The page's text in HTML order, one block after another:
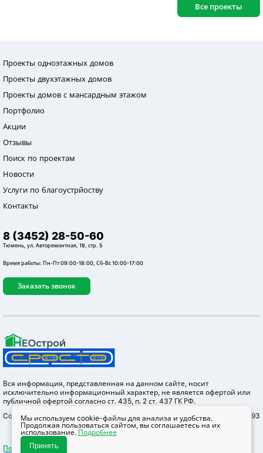
Все проекты
Проекты одноэтажных домов
Проекты двухэтажных домов
Проекты домов с мансардным этажом
Портфолио
Акции
Отзывы
Поиск по проектам
Новости
Услуги по благоустрйоству
Контакты
8 (3452) 28-50-60
Тюмень, ул. Авторемонтная, 18, стр. 5
Время работы: Пн-Пт 09:00-18:00, Сб-Вс 10:00-17:00
Заказать звонок
Вся информация, представленная на данном сайте, носит
исключительно информационный характер, не является офертой или
публичной офертой согласно ст. 435, п. 2 ст. 437 ГК РФ.
Copyright © 2012-2026 Неострой, ОГРН 1147232004655 ИНН 7203304293
Политика конфидециальности
Мы используем cookie-файлы для анализа и удобства.
Продолжая пользоваться сайтом, вы соглашаетесь на их
использование. Подробнее
Принять